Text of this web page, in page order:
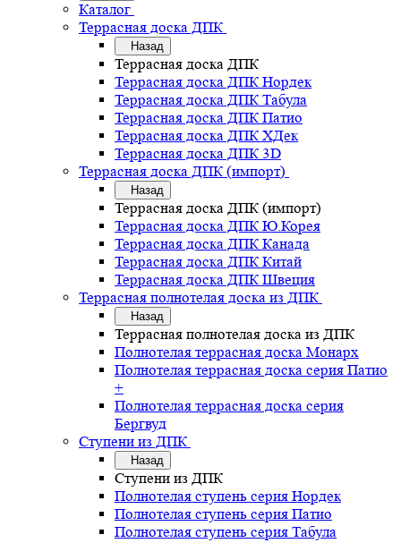
Каталог
Террасная доска ДПК
Назад
Террасная доска ДПК
Террасная доска ДПК Нордек
Террасная доска ДПК Табула
Террасная доска ДПК Патио
Террасная доска ДПК ХДек
Террасная доска ДПК 3D
Террасная доска ДПК (импорт)
Назад
Террасная доска ДПК (импорт)
Террасная доска ДПК Ю.Корея
Террасная доска ДПК Канада
Террасная доска ДПК Китай
Террасная доска ДПК Швеция
Террасная полнотелая доска из ДПК
Назад
Террасная полнотелая доска из ДПК
Полнотелая террасная доска Монарх
Полнотелая террасная доска серия Патио
+
Полнотелая террасная доска серия
Бергвуд
Ступени из ДПК
Назад
Ступени из ДПК
Полнотелая ступень серия Нордек
Полнотелая ступень серия Патио
Полнотелая ступень серия Табула